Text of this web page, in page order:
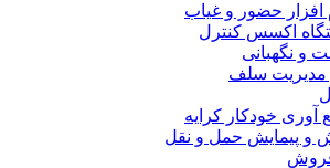
افزار حضور و غیاب
اکسس کنترل
و نگهبانی
مدیریت سلف
آوری خودکار کرایه
و پیمایش حمل و نقل